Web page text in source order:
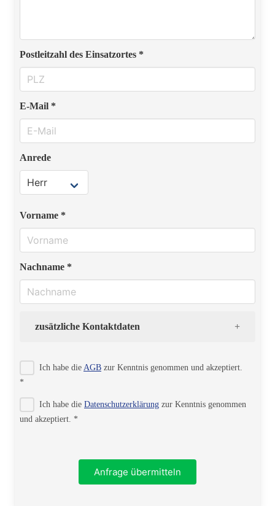
Postleitzahl des Einsatzortes *
E-Mail *
Anrede
Vorname *
Nachname *
zusätzliche Kontaktdaten
Ich habe die AGB zur Kenntnis genommen und akzeptiert.
*
Ich habe die Datenschutzerklärung zur Kenntnis genommen
und akzeptiert. *
Anfrage übermitteln